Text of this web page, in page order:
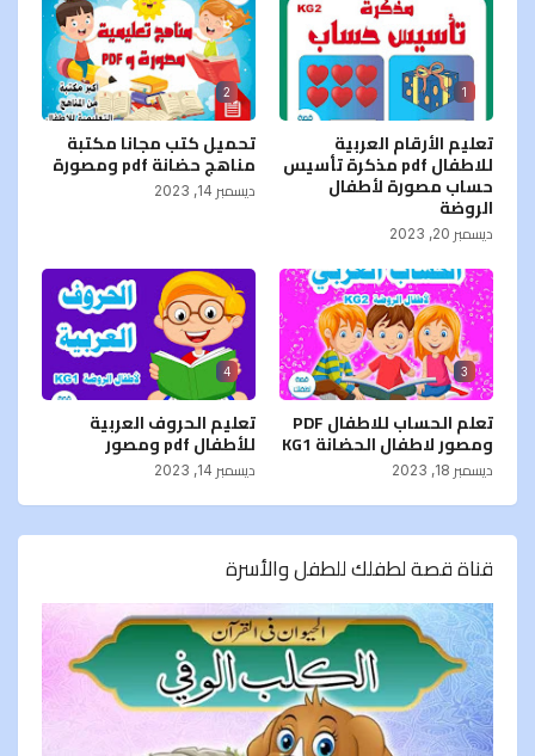
1
تعليم الأرقام العربية
للاطفال pdf مذكرة تأسيس
حساب مصورة لأطفال
الروضة
ديسمبر 20, 2023
2
تحميل كتب مجانا مكتبة
مناهج حضانة pdf ومصورة
ديسمبر 14, 2023
3
تعلم الحساب للاطفال PDF
ومصور لاطفال الحضانة KG1
ديسمبر 18, 2023
4
تعليم الحروف العربية
للأطفال pdf ومصور
ديسمبر 14, 2023
قناة قصة لطفلك للطفل والأسرة